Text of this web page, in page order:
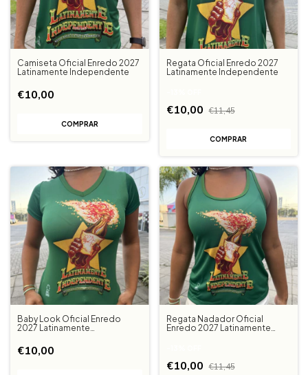
Camiseta Oficial Enredo 2027
Latinamente Independente
€10,00
COMPRAR
Regata Oficial Enredo 2027
Latinamente Independente
€10,00 €11,45
COMPRAR
Baby Look Oficial Enredo
2027 Latinamente
€10,00
Regata Nadador Oficial
Enredo 2027 Latinamente
€10,00 €11,45